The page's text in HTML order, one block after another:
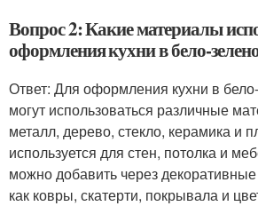
Вопрос 2: Какие материалы
оформления кухни в бело-
Ответ: Для оформления кухни в
могут использоваться различные
металл, дерево, стекло, керамика и
используется для стен, потолка и
можно добавить через
как ковры, скатерти, покрывала и